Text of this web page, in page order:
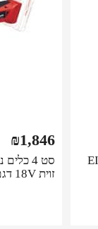
סט 4
זוית 18V דגם 4E מבית EINHELL
₪1,846